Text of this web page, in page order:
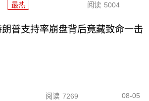
最热 阅读 5004
普支持率崩盘背后竟藏致命一击
阅读 7269 08-05